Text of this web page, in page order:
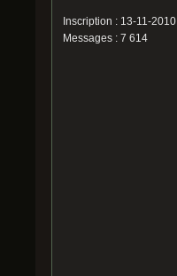
Inscription : 13-11-2010
Messages : 7 614